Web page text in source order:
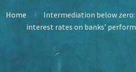
Home
Intermediation below
interest rates on banks’